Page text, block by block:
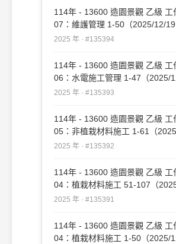
114年 - 13600 造園景觀 乙級 工
07：維護管理 1-50（2025/12/19
#135394
2025 年 · #135394
114年 - 13600 造園景觀 乙級 工
06：水電施工管理 1-47（2025/
新）#135393
2025 年 · #135393
114年 - 13600 造園景觀 乙級 工
05：非植栽材料施工 1-61（
新）#135392
2025 年 · #135392
114年 - 13600 造園景觀 乙級 工
04：植栽材料施工 51-107（
更新）#135391
2025 年 · #135391
114年 - 13600 造園景觀 乙級 工
04：植栽材料施工 1-50（2025/